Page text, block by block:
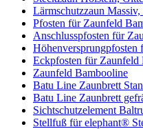
Lärmschutzzaun
Pfosten für Zaunfeld
Anschlusspfosten für
Eckpfosten für Zaunfeld
Zaunfeld Bambooline
Batu Line Zaunbrett
Batu Line Zaunbrett
Sichtschutzelement
Stellfuß für elephant®